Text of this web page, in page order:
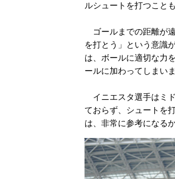
ルシュートを打つこと
ゴールまでの距離が
を打とう」という意識
は、ボールに適切な力
ールに加わってしまいま
イニエスタ選手はミ
ておらず、シュートを
は、非常に参考になる